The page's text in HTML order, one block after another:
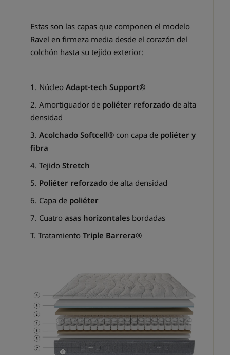
Estas son las capas que componen el modelo
Ravel en firmeza media desde el corazón del
colchón hasta su tejido exterior:
1. Núcleo Adapt-tech Support®
2. Amortiguador de poliéter reforzadode alta
densidad
3. Acolchado Softcell® con capa de poliétery
fibra
4. Tejido Stretch
5. Poliéter reforzado de alta densidad
6. Capa de poliéter
7. Cuatro asas horizontalesbordadas
T. Tratamiento Triple Barrera®